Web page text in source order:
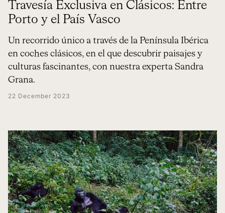
Travesía Exclusiva en Clásicos: Entre
Porto y el País Vasco
Un recorrido único a través de la Península Ibérica
en coches clásicos, en el que descubrir paisajes y
culturas fascinantes, con nuestra experta Sandra
Grana.
22 December 2023